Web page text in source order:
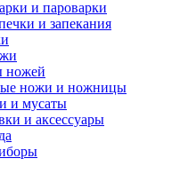
и пароварки
и запекания
ножей
ножи и ножницы
и мусаты
и аксессуары